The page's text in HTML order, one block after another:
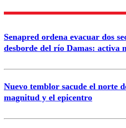
Correo
Senapred ordena evacuar dos
desborde del río Damas: activa
Nuevo temblor sacude el norte
magnitud y el epicentro